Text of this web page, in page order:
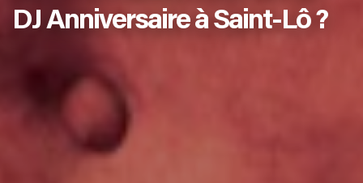
DJ Anniversaire à Saint-Lô ?